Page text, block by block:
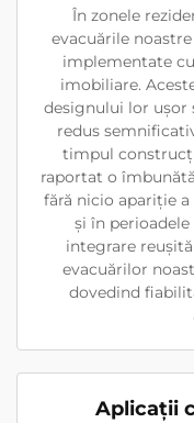
În zonele
evacuările
implementate
imobiliare.
designului lor ușor
redus
timpul
raportat o
fără nicio apariție
și în perioadele
integrare
evacuărilor
dovedind
Aplicații